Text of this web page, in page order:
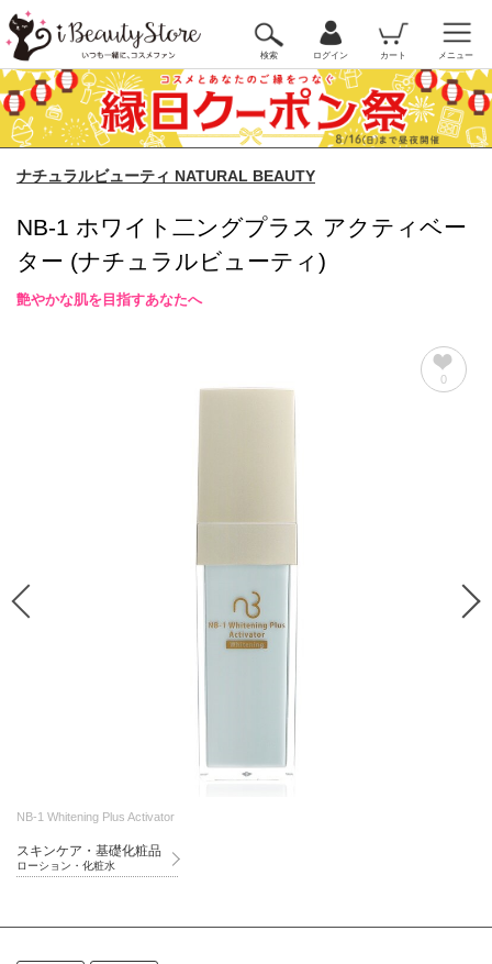
検索 ログイン カート メニュー
ナチュラルビューティ NATURAL BEAUTY
NB-1 ホワイト二ングプラス アクティベー
ター (ナチュラルビューティ)
艶やかな肌を目指すあなたへ
0
NB-1 Whitening Plus Activator
スキンケア・基礎化粧品
ローション・化粧水